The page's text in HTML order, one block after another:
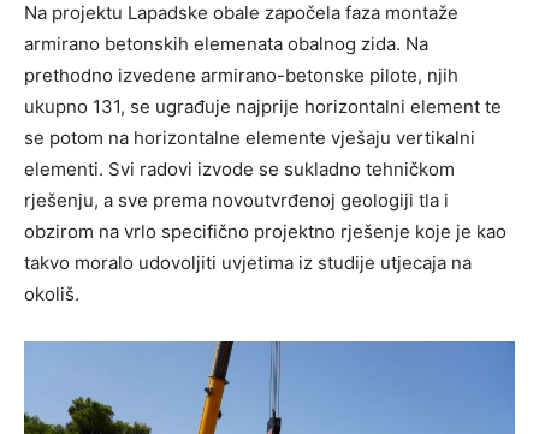
Na projektu Lapadske obale započela faza montaže
armirano betonskih elemenata obalnog zida. Na
prethodno izvedene armirano-betonske pilote, njih
ukupno 131, se ugrađuje najprije horizontalni element te
se potom na horizontalne elemente vješaju vertikalni
elementi. Svi radovi izvode se sukladno tehničkom
rješenju, a sve prema novoutvrđenoj geologiji tla i
obzirom na vrlo specifično projektno rješenje koje je kao
takvo moralo udovoljiti uvjetima iz studije utjecaja na
okoliš.